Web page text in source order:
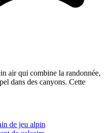
air qui combine la randonnée,
dans des canyons. Cette
de jeu alpin